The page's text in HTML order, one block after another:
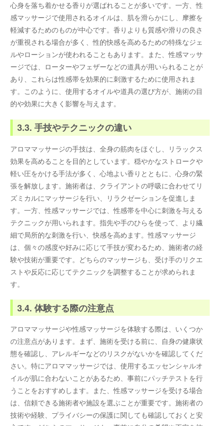
心身を落ち着かせる香りが選ばれることが多いです。一方、性
感マッサージで使用されるオイルは、肌を滑らかにし、摩擦を
軽減するためのものが中心です。香りよりも質感や滑りの良さ
が重視される場合が多く、性的快感を高めるための特殊なジェ
ルやローションが使われることもあります。また、性感マッサ
ージでは、ローターやフェザーなどの道具が用いられることが
あり、これらは性感帯を効果的に刺激するために使用されま
す。このように、使用するオイルや道具の選び方が、施術の目
的や効果に大きく影響を与えます。
3.3. 手技やテクニックの違い
アロママッサージの手技は、全身の筋肉をほぐし、リラックス
効果を高めることを目的としています。穏やかなストロークや
軽い圧をかける手法が多く、心地よい香りとともに、心身の緊
張を解放します。施術者は、クライアントの呼吸に合わせてリ
ズミカルにマッサージを行い、リラクゼーションを促進しま
す。一方、性感マッサージでは、性感帯を中心に刺激を与える
テクニックが用いられます。指先や手のひらを使って、より繊
細で局所的な刺激を行い、快感を高めます。性感マッサージ
は、個々の感度や好みに応じて手技が変わるため、施術者の経
験や技術が重要です。どちらのマッサージも、受け手のリクエ
ストや反応に応じてテクニックを調整することが求められま
す。
3.4. 体験する際の注意点
アロママッサージや性感マッサージを体験する際は、いくつか
の注意点があります。まず、施術を受ける前に、自身の健康状
態を確認し、アレルギーなどのリスクがないかを確認してくだ
さい。特にアロママッサージでは、使用するエッセンシャルオ
イルが肌に合わないことがあるため、事前にパッチテストを行
うことをおすすめします。また、性感マッサージを受ける場合
は、信頼できる施術者や施設を選ぶことが重要です。施術者の
技術や経験、プライバシーの保護に関しても確認しておくと安